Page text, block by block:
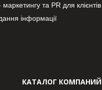
та PR для клієнтів
інформації
КАТАЛОГ КОМПАНИЙ